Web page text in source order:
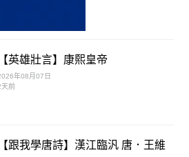
【英雄壯言】康熙皇帝
年08月07日
天前
【跟我學唐詩】漢江臨汎 唐．王維